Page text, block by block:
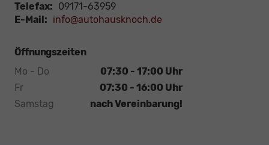
Telefax: 09171-63959
E-Mail: info@autohausknoch.de
Öffnungszeiten
Mo - Do
07:30 - 17:00 Uhr
Fr
07:30 - 16:00 Uhr
Samstag
nach Vereinbarung!